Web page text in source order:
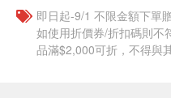
即日起-9/1 不限金額下單
如使用折價券/折扣碼則不
品滿$2,000可折，不得與